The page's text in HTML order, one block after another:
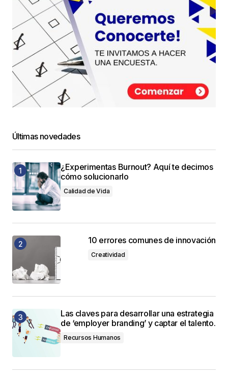
Últimas novedades
¿Experimentas Burnout? Aquí te decimos
cómo solucionarlo
Calidad de Vida
10 errores comunes de innovación
Creatividad
Las claves para desarrollar una estrategia
de ‘employer branding’ y captar el talento.
Recursos Humanos